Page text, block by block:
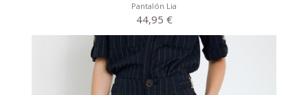
Pantalón Lia
44,95 €